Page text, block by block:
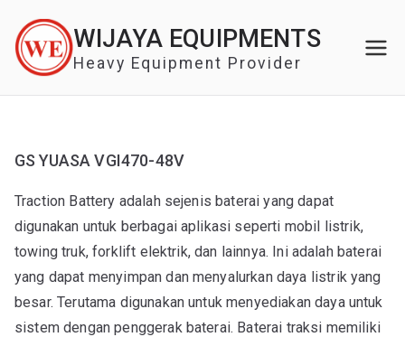
content
WIJAYA EQUIPMENTS
Heavy Equipment Provider
GS YUASA VGI470-48V
Traction Battery adalah sejenis baterai yang dapat
digunakan untuk berbagai aplikasi seperti mobil listrik,
towing truk, forklift elektrik, dan lainnya. Ini adalah baterai
yang dapat menyimpan dan menyalurkan daya listrik yang
besar. Terutama digunakan untuk menyediakan daya untuk
sistem dengan penggerak baterai. Baterai traksi memiliki